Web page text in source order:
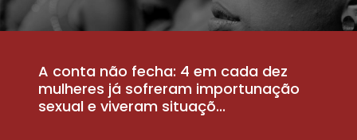
A conta não fecha: 4 em cada dez
mulheres já sofreram importunação
sexual e viveram situaçõ...